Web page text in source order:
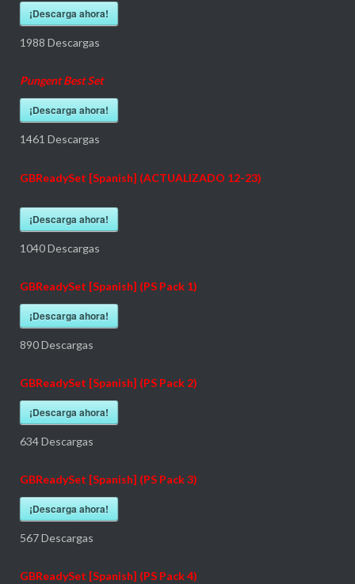
¡Descarga ahora!
1988 Descargas
Pungent Best Set
¡Descarga ahora!
1461 Descargas
GBReadySet [Spanish] (ACTUALIZADO 12-23)
¡Descarga ahora!
1040Descargas
GBReadySet [Spanish] (PS Pack 1)
¡Descarga ahora!
890Descargas
GBReadySet [Spanish] (PS Pack 2)
¡Descarga ahora!
634Descargas
GBReadySet [Spanish] (PS Pack 3)
¡Descarga ahora!
567Descargas
GBReadySet [Spanish] (PS Pack 4)